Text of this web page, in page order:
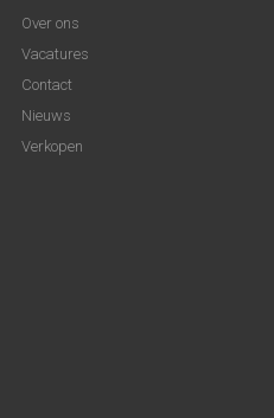
Over ons
Vacatures
Contact
Nieuws
Verkopen